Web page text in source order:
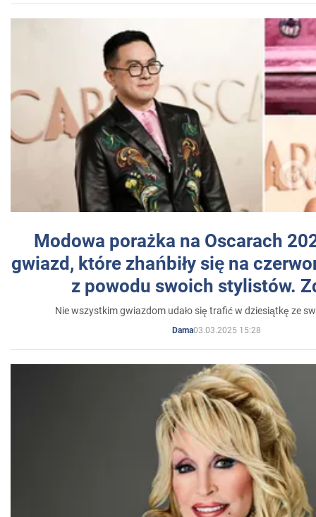
Modowa porażka na Oscarach
gwiazd, które zhańbiły się na
z powodu swoich stylistów.
Nie wszystkim gwiazdom udało się trafić w dziesiątkę ze
Dama03.03.2025 15:28